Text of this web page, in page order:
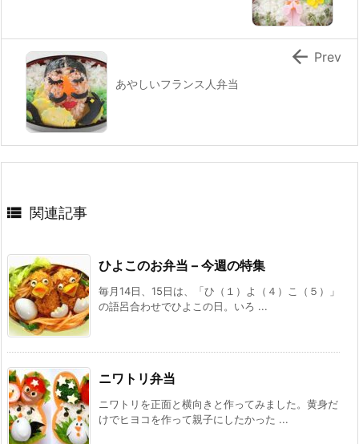
あやしいフランス人弁当
 Prev
 関連記事
ひよこのお弁当 – 今週の特集
毎月14日、15日は、「ひ（１）よ（４）こ（５）」
の語呂合わせでひよこの日。いろ ...
ニワトリ弁当
ニワトリを正面と横向きと作ってみました。黄身だ
けでヒヨコを作って親子にしたかった ...